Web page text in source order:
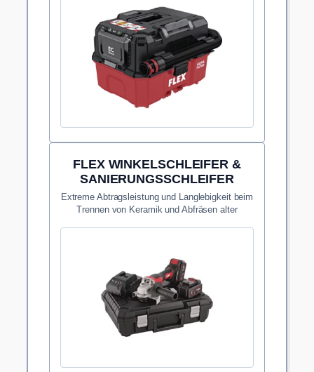
FLEX WINKELSCHLEIFER &
SANIERUNGSSCHLEIFER
Extreme Abtragsleistung und Langlebigkeit beim
Trennen von Keramik und Abfräsen alter